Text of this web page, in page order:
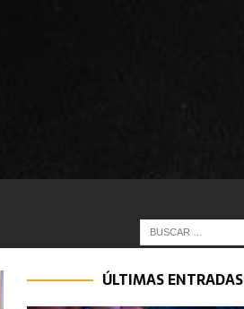
ÚLTIMAS ENTRADAS